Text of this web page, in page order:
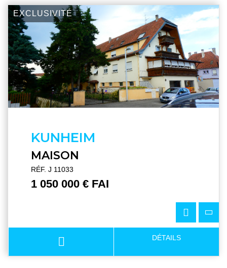
EXCLUSIVITÉ
KUNHEIM
MAISON
RÉF. J 11033
1 050 000 € FAI
DÉTAILS